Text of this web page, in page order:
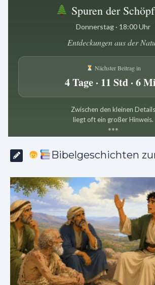
Spuren der
Donnerstag · 18:00 Uhr
Entdeckungen aus der
Nächster Beitrag in
4 Tage · 11 Std · 6
Zwischen den kleinen Details
liegt oft ein großer Hinweis.
***
Bibelgeschichten